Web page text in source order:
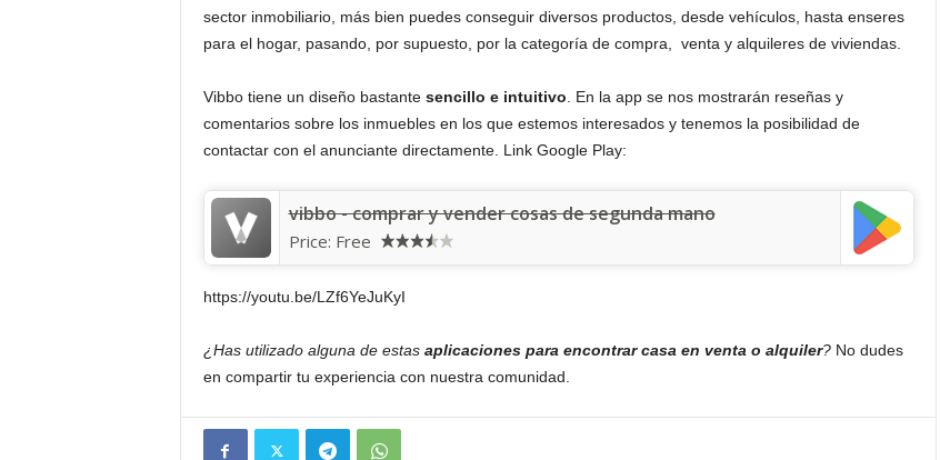
sector inmobiliario, más bien puedes conseguir diversos productos, desde vehículos, hasta enseres
para el hogar, pasando, por supuesto, por la categoría de compra, venta y alquileres de viviendas.
Vibbo tiene un diseño bastante sencillo e intuitivo . En la app se nos mostrarán reseñas y
comentarios sobre los inmuebles en los que estemos interesados y tenemos la posibilidad de
contactar con el anunciante directamente. Link Google Play:
vibbo - comprar y vender cosas de segunda mano
Price: Free
https://youtu.be/LZf6YeJuKyI
¿Has utilizado alguna de estas aplicaciones para encontrar casa en venta o alquiler?No dudes
en compartir tu experiencia con nuestra comunidad.